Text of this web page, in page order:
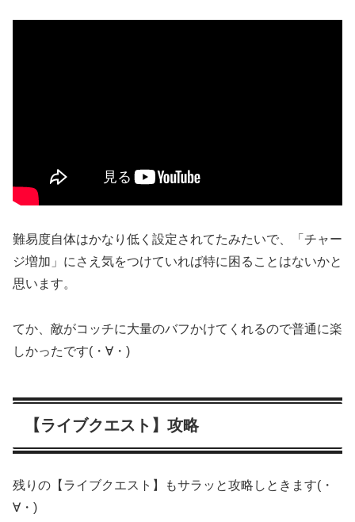
難易度自体はかなり低く設定されてたみたいで、「チャー
ジ増加」にさえ気をつけていれば特に困ることはないかと
思います。
てか、敵がコッチに大量のバフかけてくれるので普通に楽
しかったです(・∀・)
【ライブクエスト】攻略
残りの【ライブクエスト】もサラッと攻略しときます(・
∀・)